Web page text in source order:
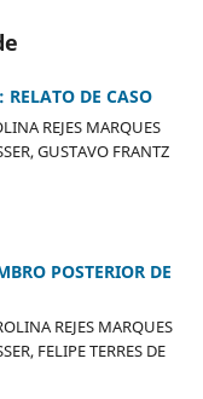
RELATO DE CASO
REJES MARQUES
GUSTAVO FRANTZ
POSTERIOR DE
REJES MARQUES
FELIPE TERRES DE